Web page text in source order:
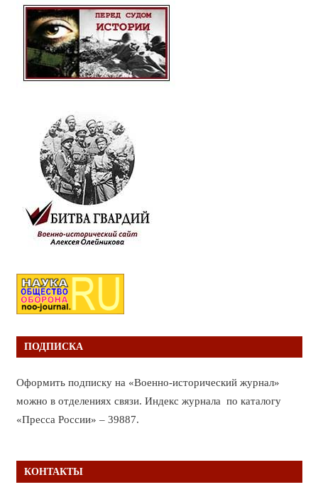
ПОДПИСКА
Оформить подписку на «Военно-исторический журнал»
можно в отделениях связи. Индекс журнала по каталогу
«Пресса России» – 39887.
КОНТАКТЫ